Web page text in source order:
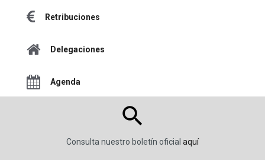
Retribuciones
Delegaciones
Agenda
Consulta nuestro boletín oficial aquí